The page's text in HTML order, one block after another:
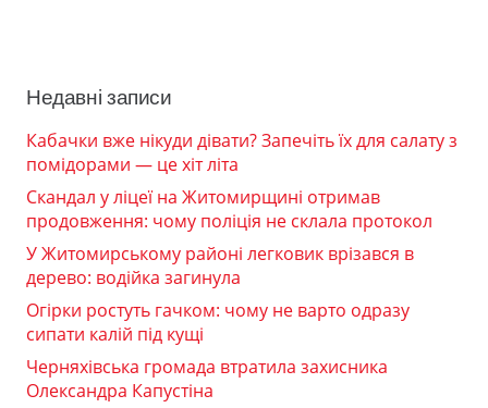
Недавні записи
Кабачки вже нікуди дівати? Запечіть їх для салату з
помідорами — це хіт літа
Скандал у ліцеї на Житомирщині отримав
продовження: чому поліція не склала протокол
У Житомирському районі легковик врізався в
дерево: водійка загинула
Огірки ростуть гачком: чому не варто одразу
сипати калій під кущі
Черняхівська громада втратила захисника
Олександра Капустіна